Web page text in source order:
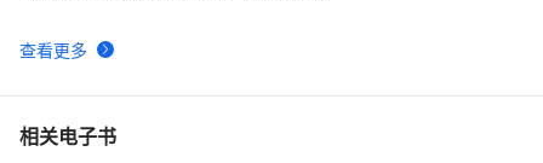
查看更多
相关电子书